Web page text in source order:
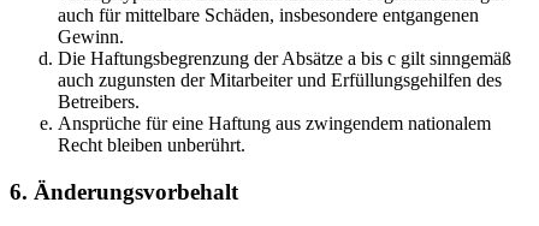
auch für mittelbare Schäden, insbesondere entgangenen
Gewinn.
Die Haftungsbegrenzung der Absätze a bis c gilt sinngemäß
auch zugunsten der Mitarbeiter und Erfüllungsgehilfen des
Betreibers.
Ansprüche für eine Haftung aus zwingendem nationalem
Recht bleiben unberührt.
6. Änderungsvorbehalt